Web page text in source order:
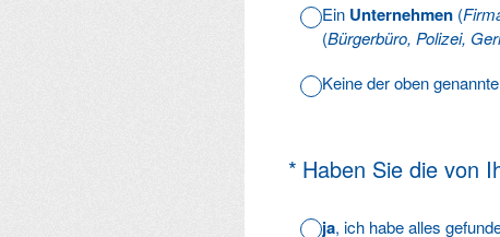
Ein Unternehmen (
(Bürgerbüro, Polizei,
Keine der oben
* Haben Sie die von
(Erforderlich.)
ja, ich habe alles